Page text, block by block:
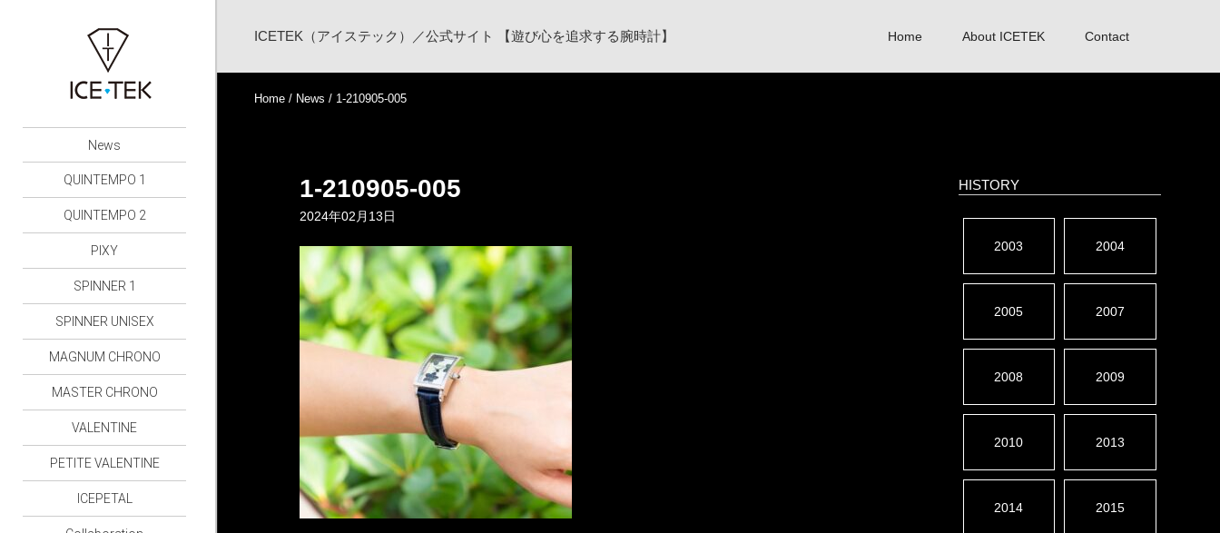
ICETEK（アイステック）／公式サイト 【遊び心を追求する腕時計】 Home About ICETEK Contact
News
QUINTEMPO 1
QUINTEMPO 2
PIXY
SPINNER 1
SPINNER UNISEX
MAGNUM CHRONO
MASTER CHRONO
VALENTINE
PETITE VALENTINE
ICEPETAL
Home / News / 1-210905-005
1-210905-005
2024年02月13日
HISTORY
2003 2004
2005 2007
2008 2009
2010 2013
2014 2015